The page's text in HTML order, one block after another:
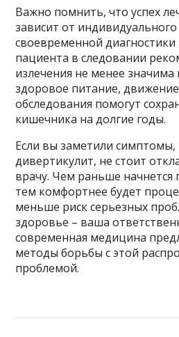
Важно помнить, что успех
зависит от
своевременной
пациента в следовании
излечения не менее значима
здоровое питание,
обследования помогут
кишечника на долгие годы.
Если вы заметили
дивертикулит, не стоит
врачу. Чем раньше начнется
тем комфортнее будет
меньше риск серьезных
здоровье – ваша
современная медицина
методы борьбы с этой
проблемой.